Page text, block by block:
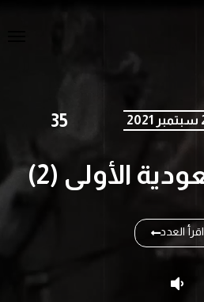
35
الأولى (2)
اقرأ العدد